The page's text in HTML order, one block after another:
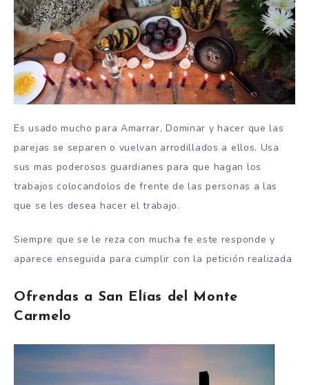
Es usado mucho para Amarrar, Dominar y hacer que las
parejas se separen o vuelvan arrodillados a ellos. Usa
sus mas poderosos guardianes para que hagan los
trabajos colocandolos de frente de las personas a las
que se les desea hacer el trabajo.
Siempre que se le reza con mucha fe este responde y
aparece enseguida para cumplir con la petición realizada
Ofrendas a San Elías del Monte
Carmelo